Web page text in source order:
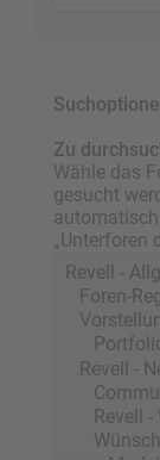
Zu
Wähle das
gesucht
„Unterforen